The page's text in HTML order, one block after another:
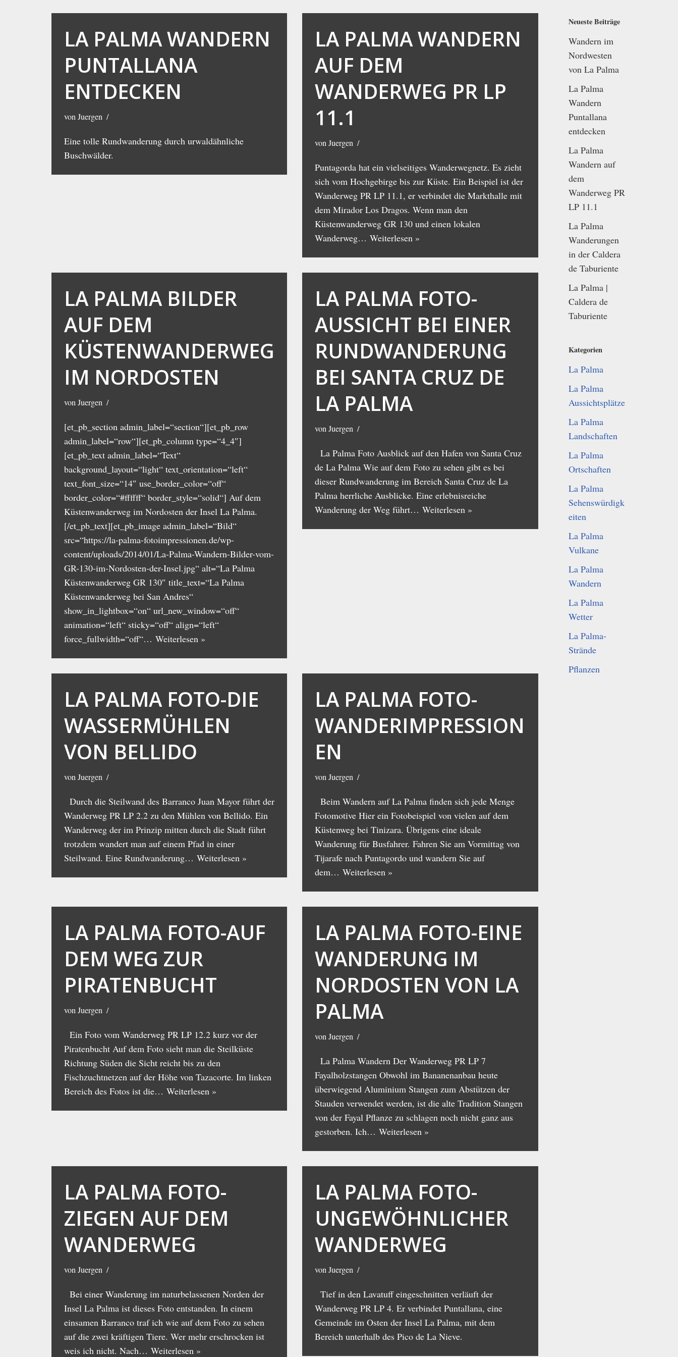
LA PALMA WANDERN
PUNTALLANA
ENTDECKEN
vonJuergen
Eine tolle Rundwanderung durch urwaldähnliche
Buschwälder.
LA PALMA WANDERN
AUF DEM
WANDERWEG PR LP
11.1
vonJuergen
Puntagorda hat ein vielseitiges Wanderwegnetz. Es zieht
sich vom Hochgebirge bis zur Küste. Ein Beispiel ist der
Wanderweg PR LP 11.1, er verbindet die Markthalle mit
dem Mirador Los Dragos. Wenn man den
Küstenwanderweg GR 130 und einen lokalen
Wanderweg…Weiterlesen »
LA PALMA BILDER
AUF DEM
KÜSTENWANDERWEG
IM NORDOSTEN
vonJuergen
[et_pb_section admin_label=“section“][et_pb_row
admin_label=“row“][et_pb_column type=“4_4″]
[et_pb_text admin_label=“Text“
background_layout=“light“ text_orientation=“left“
text_font_size=“14″ use_border_color=“off“
border_color=“#ffffff“ border_style=“solid“] Auf dem
Küstenwanderweg im Nordosten der Insel La Palma.
[/et_pb_text][et_pb_image admin_label=“Bild“
src=“https://la-palma-fotoimpressionen.de/wp-
content/uploads/2014/01/La-Palma-Wandern-Bilder-vom-
GR-130-im-Nordosten-der-Insel.jpg“ alt=“La Palma
Küstenwanderweg GR 130″ title_text=“La Palma
Küstenwanderweg bei San Andres“
show_in_lightbox=“on“ url_new_window=“off“
animation=“left“ sticky=“off“ align=“left“
force_fullwidth=“off“… Weiterlesen »
LA PALMA FOTO-
AUSSICHT BEI EINER
RUNDWANDERUNG
BEI SANTA CRUZ DE
LA PALMA
vonJuergen
La Palma Foto Ausblick auf den Hafen von Santa Cruz
de La Palma Wie auf dem Foto zu sehen gibt es bei
dieser Rundwanderung im Bereich Santa Cruz de La
Palma herrliche Ausblicke. Eine erlebnisreiche
Wanderung der Weg führt…Weiterlesen »
LA PALMA FOTO-DIE
WASSERMÜHLEN
VON BELLIDO
vonJuergen
Durch die Steilwand des Barranco Juan Mayor führt der
Wanderweg PR LP 2.2 zu den Mühlen von Bellido. Ein
Wanderweg der im Prinzip mitten durch die Stadt führt
trotzdem wandert man auf einem Pfad in einer
Steilwand. Eine Rundwanderung… Weiterlesen »
LA PALMA FOTO-
WANDERIMPRESSION
EN
vonJuergen
Beim Wandern auf La Palma finden sich jede Menge
Fotomotive Hier ein Fotobeispiel von vielen auf dem
Küstenweg bei Tinizara. Übrigens eine ideale
Wanderung für Busfahrer. Fahren Sie am Vormittag von
Tijarafe nach Puntagordo und wandern Sie auf
dem…Weiterlesen »
LA PALMA FOTO-AUF
DEM WEG ZUR
PIRATENBUCHT
vonJuergen
Ein Foto vom Wanderweg PR LP 12.2 kurz vor der
Piratenbucht Auf dem Foto sieht man die Steilküste
Richtung Süden die Sicht reicht bis zu den
Fischzuchtnetzen auf der Höhe von Tazacorte. Im linken
Bereich des Fotos ist die… Weiterlesen »
LA PALMA FOTO-EINE
WANDERUNG IM
NORDOSTEN VON LA
PALMA
vonJuergen
La Palma Wandern Der Wanderweg PR LP 7
Fayalholzstangen Obwohl im Bananenanbau heute
überwiegend Aluminium Stangen zum Abstützen der
Stauden verwendet werden, ist die alte Tradition Stangen
von der Fayal Pflanze zu schlagen noch nicht ganz aus
gestorben. Ich…Weiterlesen »
LA PALMA FOTO-
ZIEGEN AUF DEM
WANDERWEG
vonJuergen
Bei einer Wanderung im naturbelassenen Norden der
Insel La Palma ist dieses Foto entstanden. In einem
einsamen Barranco traf ich wie auf dem Foto zu sehen
auf die zwei kräftigen Tiere. Wer mehr erschrocken ist
weis ich nicht. Nach… Weiterlesen »
LA PALMA FOTO-
UNGEWÖHNLICHER
WANDERWEG
vonJuergen
Tief in den Lavatuff eingeschnitten verläuft der
Wanderweg PR LP 4. Er verbindet Puntallana, eine
Gemeinde im Osten der Insel La Palma, mit dem
Bereich unterhalb des Pico de La Nieve.
Neueste Beiträge
Wandern im
Nordwesten
von La Palma
La Palma
Wandern
Puntallana
entdecken
La Palma
Wandern auf
dem
Wanderweg PR
LP 11.1
La Palma
Wanderungen
in der Caldera
de Taburiente
La Palma |
Caldera de
Taburiente
Kategorien
La Palma
La Palma
Aussichtsplätze
La Palma
Landschaften
La Palma
Ortschaften
La Palma
Sehenswürdigk
eiten
La Palma
Vulkane
La Palma
Wandern
La Palma
Wetter
La Palma-
Strände
Pflanzen